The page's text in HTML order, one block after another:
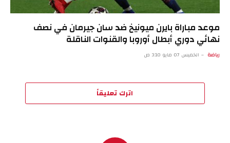
موعد مباراة بايرن ميونيخ ضد سان جيرمان في نصف
نهائي دوري أبطال أوروبا والقنوات الناقلة
رياضة الخميس 07 مايو 3:10 ص
اترك تعليقاً